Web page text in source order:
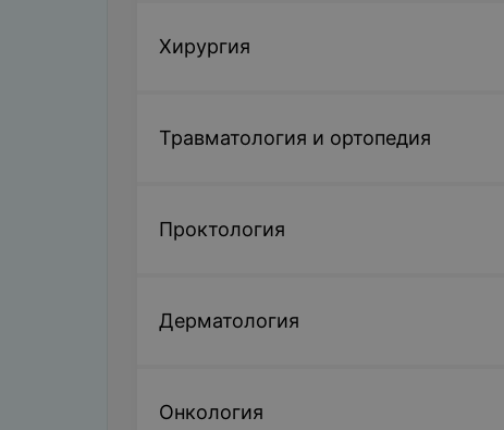
Хирургия
Травматология и ортопедия
Проктология
Дерматология
Онкология